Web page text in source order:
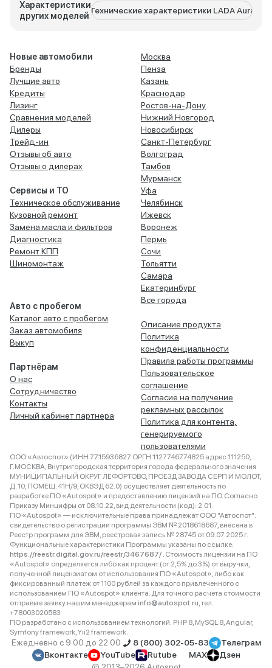
Характеристики
других моделей
Технические характеристики LADA Aura
Новые автомобили
Бренды
Лучшие авто
Кредиты
Лизинг
Сравнения моделей
Дилеры
Трейд-ин
Отзывы об авто
Отзывы о дилерах
Сервисы и ТО
Техническое обслуживание
Кузовной ремонт
Замена масла и фильтров
Диагностика
Ремонт КПП
Шиномонтаж
Авто с пробегом
Каталог авто с пробегом
Заказ автомобиля
Выкуп
Партнёрам
О нас
Сотрудничество
Контакты
Личный кабинет партнера
Москва
Пенза
Казань
Краснодар
Ростов-на-Дону
Нижний Новгород
Новосибирск
Санкт-Петербург
Волгоград
Тамбов
Мурманск
Уфа
Челябинск
Ижевск
Воронеж
Пермь
Сочи
Тольятти
Самара
Екатеринбург
Все города
Описание продукта
Политика
конфиденциальности
Правила работы программы
Пользовательское
соглашение
Согласие на получение
рекламных рассылок
Политика для контента,
генерируемого
пользователями
ООО «Автоспот» (ИНН 7715936827 ОРГН 1127746774825 адрес 111250,
Г.МОСКВА, Внутригородская территория города федерального значения
МУНИЦИПАЛЬНЫЙ ОКРУГ ЛЕФОРТОВО, ПРОЕЗД ЗАВОДА СЕРП И МОЛОТ,
Д. 10, ПОМЕЩ. 41Н/9, ОКВЭД 62.0) осуществляет деятельность по
разработке ПО «Autospot» и предоставлению лицензий на ПО. Согласно
Приказу Минцифры от 08.10.22, вид деятельности (код): 2.01.
ПО «Autospot» — исключительные права принадлежат ООО "Автоспот":
свидетельство о регистрации программы ЭВМ № 2018618687, внесена в
Реестр программ для ЭВМ, реестровая запись № 28745 от 09.07.2025 г.
Функциональные характеристики Программы указаны по ссылке:
https://reestr.digital.gov.ru/reestr/3467687/ . Стоимость лицензии на ПО
«Autospot» определяется либо как процент (от 2,5% до 3%) от выручки,
полученной лицензиатом от использования ПО «Autospot», либо как
фиксированный платеж от 1100 рублей за каждого привлеченного с
использованием ПО «Autospot» клиента. Для точного расчета стоимости
отправьте заявку нашим менеджерам info@autospot.ru, тел.
+78003020583
ПО разработано с использованием технологий: PHP 8, MySQL 8, Angular,
Symfony framework, Yii2 framework.
Ежедневно с 9:00 до 22:00 8 (800) 302-05-83
Телеграм
Вконтакте
YouTube Rutube MAX
Дзен